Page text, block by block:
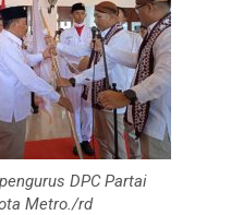
DPC Partai
Metro./rd